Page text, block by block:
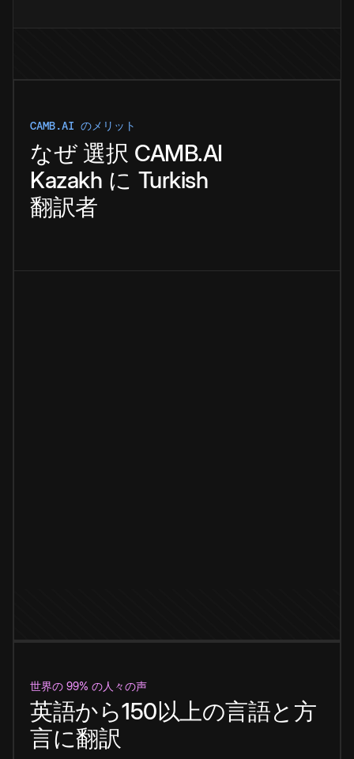
CAMB.AI のメリット
なぜ 選択 CAMB.AI
Kazakh に Turkish
翻訳者
世界の 99% の人々の声
英語から150以上の言語と方
言に翻訳